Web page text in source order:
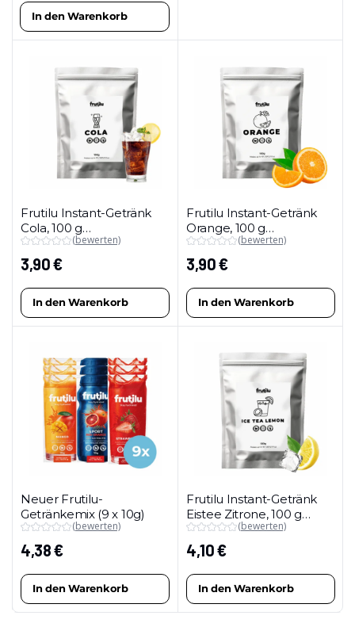
In den Warenkorb
Frutilu Instant-Getränk
Cola, 100 g
(Maxipackung)
(bewerten)
3,90€
In den Warenkorb
Frutilu Instant-Getränk
Orange, 100 g
(Maxipackung)
(bewerten)
3,90€
In den Warenkorb
Neuer Frutilu-
Getränkemix (9 x 10g)
(bewerten)
4,38€
In den Warenkorb
Frutilu Instant-Getränk
Eistee Zitrone, 100 g
(Maxipackung)
(bewerten)
4,10€
In den Warenkorb